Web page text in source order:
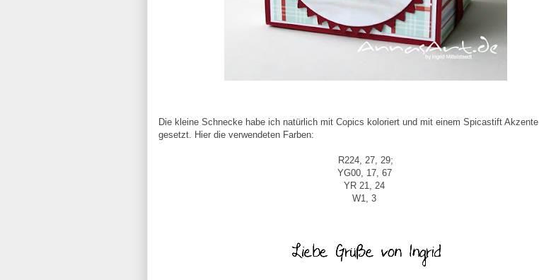
Die kleine Schnecke habe ich natürlich mit Copics koloriert und mit einem Spicastift Akzente
gesetzt. Hier die verwendeten Farben:
R224, 27, 29;
YG00, 17, 67
YR 21, 24
W1, 3